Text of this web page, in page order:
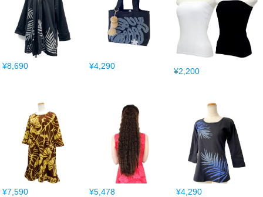
¥8,690 ¥4,290
¥2,200
¥7,590 ¥5,478 ¥4,290